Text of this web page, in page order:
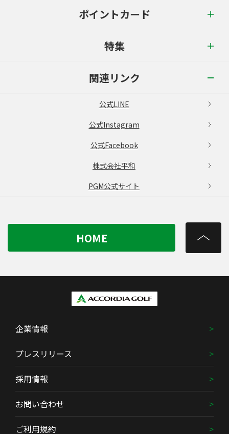
ポイントカード
特集
関連リンク
公式LINE
公式Instagram
公式Facebook
株式会社平和
PGM公式サイト
HOME
企業情報
プレスリリース
採用情報
お問い合わせ
ご利用規約